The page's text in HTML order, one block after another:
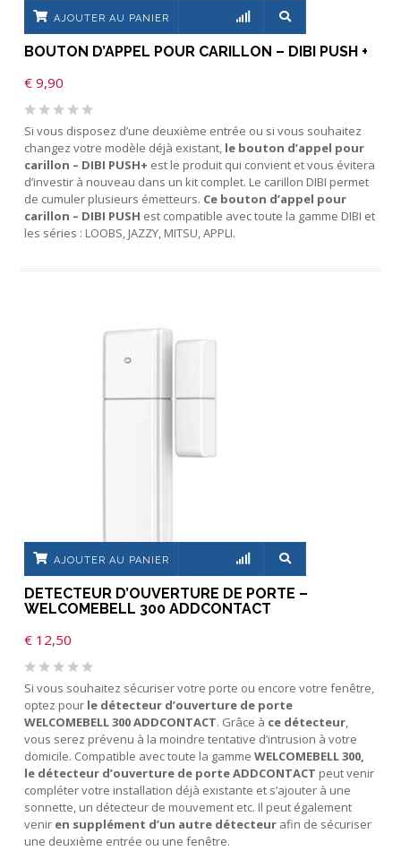
AJOUTER AU PANIER
BOUTON D’APPEL POUR CARILLON – DIBI PUSH +
€ 9,90
Si vous disposez d’une deuxième entrée ou si vous souhaitez
changez votre modèle déjà existant, le bouton d’appel pour
carillon – DIBI PUSH+ est le produit qui convient et vous évitera
d’investir à nouveau dans un kit complet. Le carillon DIBI permet
de cumuler plusieurs émetteurs. Ce bouton d’appel pour
carillon – DIBI PUSH est compatible avec toute la gamme DIBI et
les séries : LOOBS, JAZZY, MITSU, APPLI.
AJOUTER AU PANIER
DETECTEUR D’OUVERTURE DE PORTE –
WELCOMEBELL 300 ADDCONTACT
€ 12,50
Si vous souhaitez sécuriser votre porte ou encore votre fenêtre,
optez pour le détecteur d’ouverture de porte
WELCOMEBELL 300 ADDCONTACT. Grâce à ce détecteur,
vous serez prévenu à la moindre tentative d’intrusion à votre
domicile. Compatible avec toute la gamme WELCOMEBELL 300,
le détecteur d’ouverture de porte ADDCONTACT peut venir
compléter votre installation déjà existante et s’ajouter à une
sonnette, un détecteur de mouvement etc. Il peut également
venir en supplément d’un autre détecteur afin de sécuriser
une deuxième entrée ou une fenêtre.